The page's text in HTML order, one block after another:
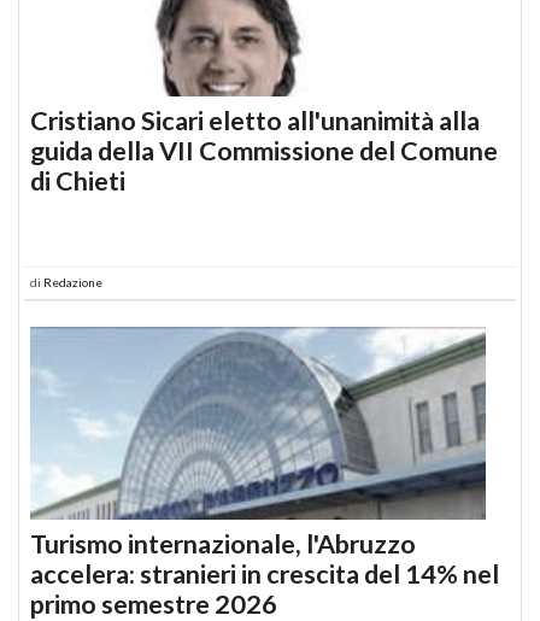
Cristiano Sicari eletto all'unanimità alla
guida della VII Commissione del Comune
di Chieti
di Redazione
Turismo internazionale, l'Abruzzo
accelera: stranieri in crescita del 14% nel
primo semestre 2026